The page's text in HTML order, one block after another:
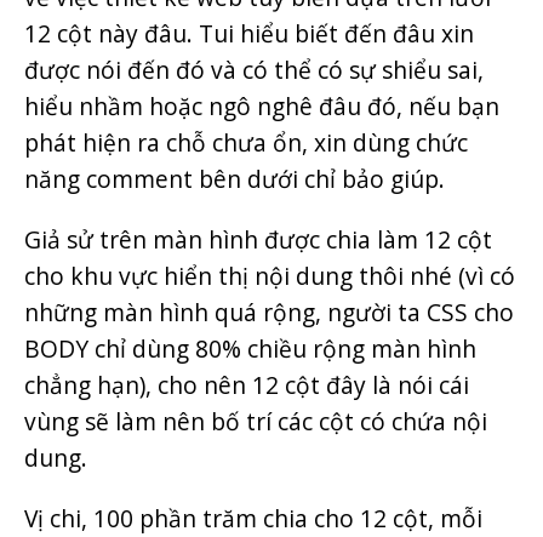
12 cột này đâu. Tui hiểu biết đến đâu xin
được nói đến đó và có thể có sự shiểu sai,
hiểu nhầm hoặc ngô nghê đâu đó, nếu bạn
phát hiện ra chỗ chưa ổn, xin dùng chức
năng comment bên dưới chỉ bảo giúp.
Giả sử trên màn hình được chia làm 12 cột
cho khu vực hiển thị nội dung thôi nhé (vì có
những màn hình quá rộng, người ta CSS cho
BODY chỉ dùng 80% chiều rộng màn hình
chẳng hạn), cho nên 12 cột đây là nói cái
vùng sẽ làm nên bố trí các cột có chứa nội
dung.
Vị chi, 100 phần trăm chia cho 12 cột, mỗi